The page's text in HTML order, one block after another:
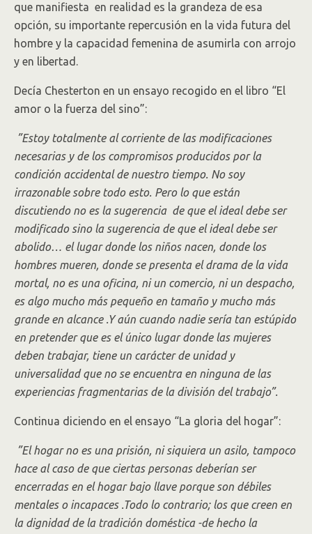
que manifiesta en realidad es la grandeza de esa
opción, su importante repercusión en la vida futura del
hombre y la capacidad femenina de asumirla con arrojo
y en libertad.
Decía Chesterton en un ensayo recogido en el libro “El
amor o la fuerza del sino”:
”Estoy totalmente al corriente de las modificaciones
necesarias y de los compromisos producidos por la
condición accidental de nuestro tiempo. No soy
irrazonable sobre todo esto. Pero lo que están
discutiendo no es la sugerencia de que el ideal debe ser
modificado sino la sugerencia de que el ideal debe ser
abolido… el lugar donde los niños nacen, donde los
hombres mueren, donde se presenta el drama de la vida
mortal, no es una oficina, ni un comercio, ni un despacho,
es algo mucho más pequeño en tamaño y mucho más
grande en alcance .Y aún cuando nadie sería tan estúpido
en pretender que es el único lugar donde las mujeres
deben trabajar, tiene un carácter de unidad y
universalidad que no se encuentra en ninguna de las
experiencias fragmentarias de la división del trabajo”.
Continua diciendo en el ensayo “La gloria del hogar”:
”El hogar no es una prisión, ni siquiera un asilo, tampoco
hace al caso de que ciertas personas deberían ser
encerradas en el hogar bajo llave porque son débiles
mentales o incapaces .Todo lo contrario; los que creen en
la dignidad de la tradición doméstica -de hecho la